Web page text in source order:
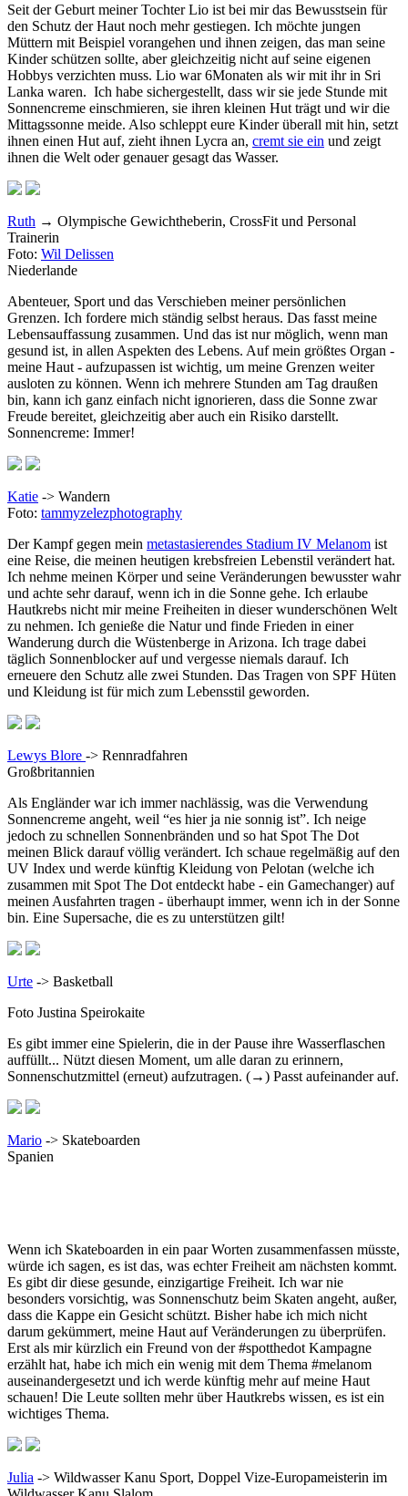
Seit der Geburt meiner Tochter Lio ist bei mirdas Bewusstsein für
den Schutz der Haut noch mehr gestiegen. Ich möchte jungen
Müttern mit Beispiel vorangehen und ihnen zeigen, das man seine
Kinder schützen sollte, aber gleichzeitig nicht auf seine eigenen
Hobbys verzichten muss. Lio war 6Monaten als wir mit ihr in Sri
Lanka waren. Ich habe sichergestellt, dass wir sie jede Stunde mit
Sonnencreme einschmieren, sie ihren kleinen Hut trägt und wir die
Mittagssonne meide. Also schleppt eure Kinder überall mit hin, setzt
ihnen einen Hut auf, zieht ihnen Lycra an, cremt sie ein und zeigt
ihnen die Welt oder genauer gesagt das Wasser.
Ruth → Olympische Gewichtheberin, CrossFit und Personal
Trainerin
Foto: Wil Delissen
Niederlande
Abenteuer, Sport und das Verschieben meiner persönlichen
Grenzen. Ich fordere mich ständig selbst heraus. Das fasst meine
Lebensauffassung zusammen. Und das ist nur möglich, wenn man
gesund ist, in allen Aspekten des Lebens. Auf mein größtes Organ -
meine Haut - aufzupassen ist wichtig, um meine Grenzen weiter
ausloten zu können. Wenn ich mehrere Stunden am Tag draußen
bin, kann ich ganz einfach nicht ignorieren, dass die Sonne zwar
Freude bereitet, gleichzeitig aber auch ein Risiko darstellt.
Sonnencreme: Immer!
Katie -> Wandern
Foto: tammyzelezphotography
Der Kampf gegen mein metastasierendes Stadium IV Melanom ist
eine Reise, die meinen heutigen krebsfreien Lebenstil verändert hat.
Ich nehme meinen Körper und seine Veränderungen bewusster wahr
und achte sehr darauf, wenn ich in die Sonne gehe. Ich erlaube
Hautkrebs nicht mir meine Freiheiten in dieser wunderschönen Welt
zu nehmen. Ich genieße die Natur und finde Frieden in einer
Wanderung durch die Wüstenberge in Arizona. Ich trage dabei
täglich Sonnenblocker auf und vergesse niemals darauf. Ich
erneuere den Schutz alle zwei Stunden. Das Tragen von SPF Hüten
und Kleidung ist für mich zum Lebensstil geworden.
Lewys Blore -> Rennradfahren
Großbritannien
Als Engländer war ich immer nachlässig, was die Verwendung
Sonnencreme angeht, weil “es hier ja nie sonnig ist”. Ich neige
jedoch zu schnellen Sonnenbränden und so hat Spot The Dot
meinen Blick darauf völlig verändert. Ich schaue regelmäßig auf den
UV Index und werde künftig Kleidung von Pelotan (welche ich
zusammen mit Spot The Dot entdeckt habe - ein Gamechanger) auf
meinen Ausfahrten tragen - überhaupt immer, wenn ich in der Sonne
bin. Eine Supersache, die es zu unterstützen gilt!
Urte -> Basketball
Foto Justina Speirokaite
Es gibt immer eine Spielerin, die in der Pause ihre Wasserflaschen
auffüllt... Nützt diesen Moment, um alle daran zu erinnern,
Sonnenschutzmittel (erneut) aufzutragen. (→) Passt aufeinander auf.
Mario -> Skateboarden
Spanien
Wenn ich Skateboarden in ein paar Worten zusammenfassen müsste,
würde ich sagen, es ist das, was echter Freiheit am nächsten kommt.
Es gibt dir diese gesunde, einzigartige Freiheit. Ich war nie
besonders vorsichtig, was Sonnenschutz beim Skaten angeht, außer,
dass die Kappe ein Gesicht schützt. Bisher habe ich mich nicht
darum gekümmert, meine Haut auf Veränderungen zu überprüfen.
Erst als mir kürzlich ein Freund von der #spotthedot Kampagne
erzählt hat, habe ich mich ein wenig mit dem Thema #melanom
auseinandergesetzt und ich werde künftig mehr auf meine Haut
schauen! Die Leute sollten mehr über Hautkrebs wissen, es ist ein
wichtiges Thema.
Julia -> Wildwasser Kanu Sport, Doppel Vize-Europameisterin im